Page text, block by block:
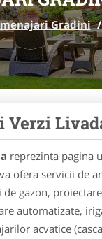
Gradini
Verzi
reprezinta pagina
ofera servicii de
gazon,
automatizate,
acvatice